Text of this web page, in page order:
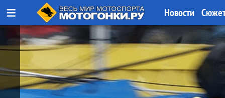
≡ Новости